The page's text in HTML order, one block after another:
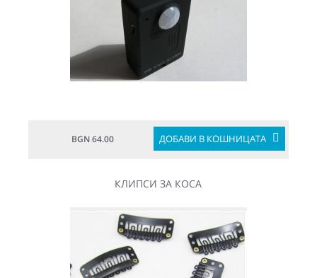
ДОБАВИ В КОШНИЦАТА
BGN 64.00
КЛИПСИ ЗА КОСА